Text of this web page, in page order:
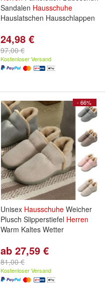
Sandalen Hausschuhe
Hauslatschen Hausschlappen
24,98 €
97,00 €
Kostenloser Versand
- 66%
Unisex Hausschuhe Weicher
Plusch Slipperstiefel Herren
Warm Kaltes Wetter
ab 27,59 €
81,00 €
Kostenloser Versand